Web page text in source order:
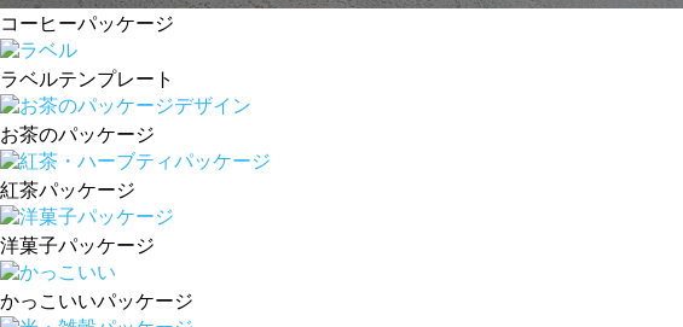
コーヒーパッケージ
ラベルテンプレート
お茶のパッケージ
紅茶パッケージ
洋菓子パッケージ
かっこいいパッケージ